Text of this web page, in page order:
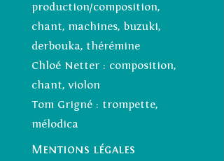
production/composition,
chant, machines, buzuki,
derbouka, thérémine
Chloé Netter : composition,
chant, violon
Tom Grigné : trompette,
mélodica
Mentions légales